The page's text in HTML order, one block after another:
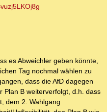
es Abweichler geben könnte,
Tag nochmal wählen zu
dass die AfD dagegen
Plan B weiterverfolgt, d.h. dass
dem 2. Wahlgang